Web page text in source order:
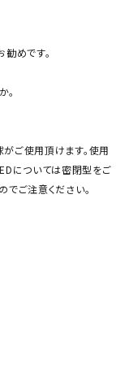
めです。
。
ご使用頂けます。使用
については密閉型をご
ご注意ください。